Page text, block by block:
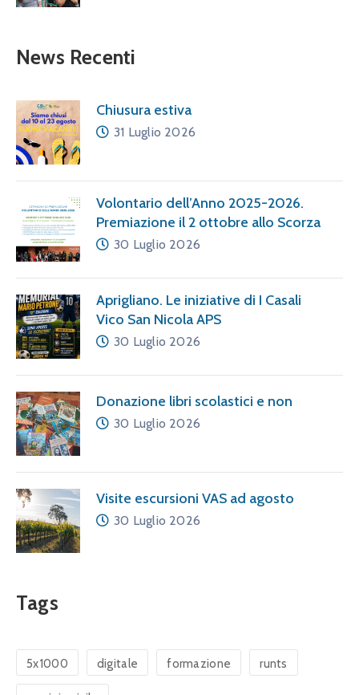
News Recenti
Chiusura estiva
31 Luglio 2026
Volontario dell’Anno 2025-2026.
Premiazione il 2 ottobre allo Scorza
30 Luglio 2026
Aprigliano. Le iniziative di I Casali
Vico San Nicola APS
30 Luglio 2026
Donazione libri scolastici e non
30 Luglio 2026
Visite escursioni VAS ad agosto
30 Luglio 2026
Tags
5x1000 digitale formazione runts